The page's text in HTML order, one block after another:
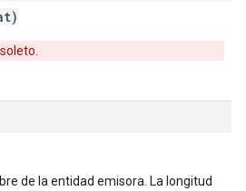
de la entidad emisora. La longitud